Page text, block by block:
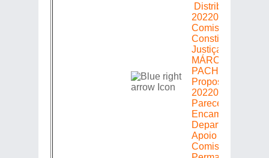
Distribuição =>
20220305483 =>
Comissão de
Constituição e
Justiça =>
MÁRCIO
PACHECO =>
Proposição
20220305483 =>
Parecer:
Encaminhado ao
Departamento de
Apoio às
Comissões